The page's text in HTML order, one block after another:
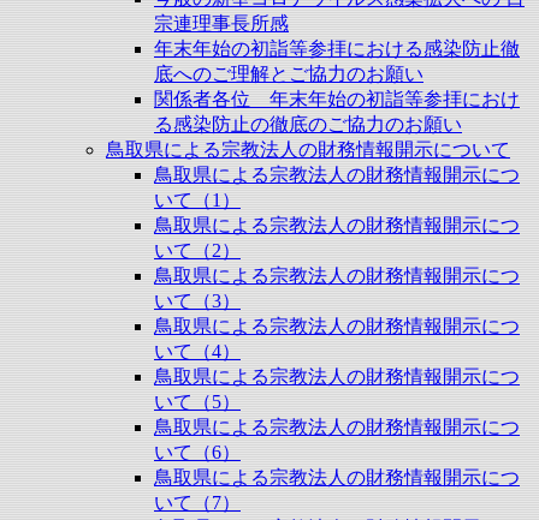
宗連理事長所感
年末年始の初詣等参拝における感染防止徹
底へのご理解とご協力のお願い
関係者各位 年末年始の初詣等参拝におけ
る感染防止の徹底のご協力のお願い
鳥取県による宗教法人の財務情報開示について
鳥取県による宗教法人の財務情報開示につ
いて（1）
鳥取県による宗教法人の財務情報開示につ
いて（2）
鳥取県による宗教法人の財務情報開示につ
いて（3）
鳥取県による宗教法人の財務情報開示につ
いて（4）
鳥取県による宗教法人の財務情報開示につ
いて（5）
鳥取県による宗教法人の財務情報開示につ
いて（6）
鳥取県による宗教法人の財務情報開示につ
いて（7）